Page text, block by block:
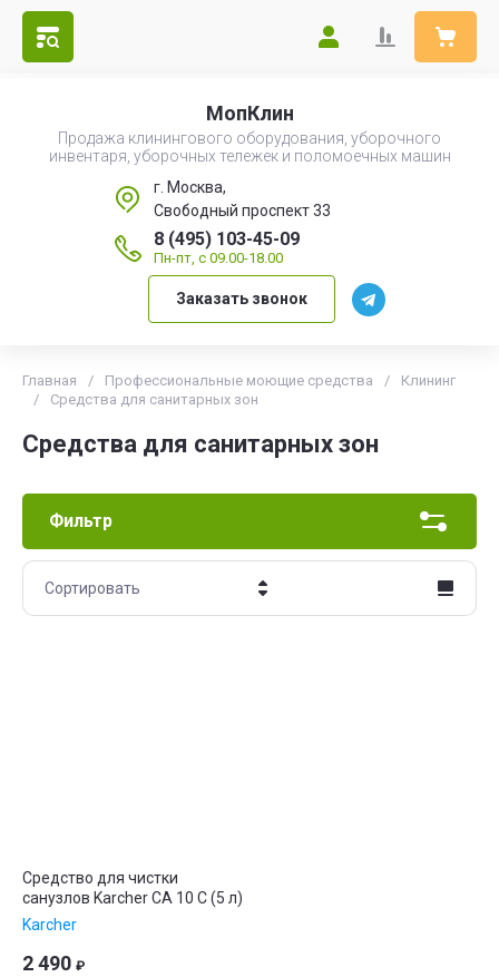
МопКлин
Продажа клинингового оборудования, уборочного
инвентаря, уборочных тележек и поломоечных машин
г. Москва,
Свободный проспект 33
8 (495) 103-45-09
Пн-пт, с 09.00-18.00
Заказать звонок
Главная / Профессиональные моющие средства /
Клининг
/
Средства для санитарных зон
Средства для санитарных зон
Фильтр
Сортировать
Средство для чистки
санузлов Karcher CA 10 C (5 л)
Karcher
2 490 ₽